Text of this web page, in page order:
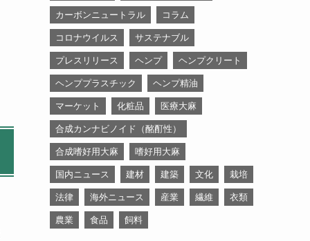
カーボンニュートラル コラム
コロナウイルス サステナブル
プレスリリース ヘンプ ヘンプクリート
ヘンププラスチック ヘンプ精油
マーケット 化粧品 医療大麻
合成カンナビノイド（酩酊性）
合成嗜好用大麻 嗜好用大麻
国内ニュース 建材 建築 文化 栽培
法律 海外ニュース 産業 繊維 衣類
農業 食品 飼料